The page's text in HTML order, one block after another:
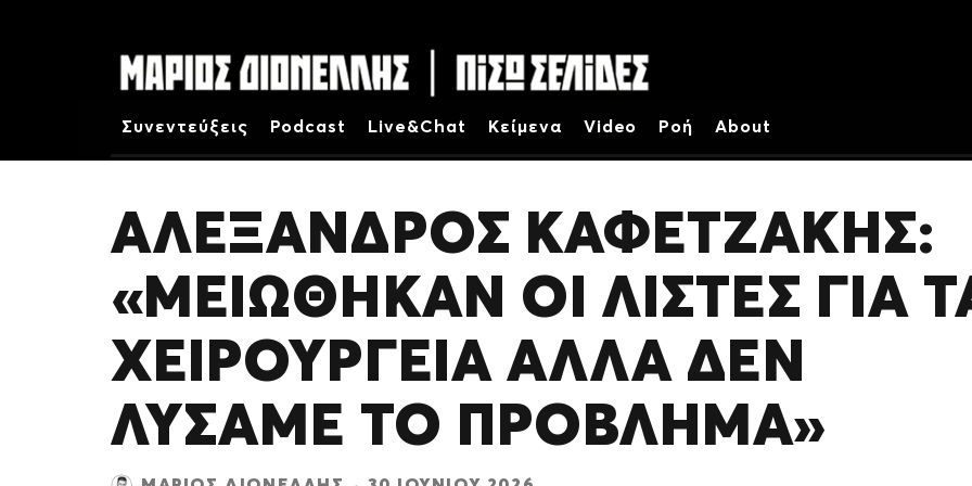
Συνεντεύξεις Podcast Live&Chat Κείμενα Video Ροή About
ΑΛΈΞΑΝΔΡΟΣ ΚΑΦΕΤΖΆΚΗΣ:
«ΜΕΙΏΘΗΚΑΝ ΟΙ ΛΊΣΤΕΣ ΓΙΑ
ΧΕΙΡΟΥΡΓΕΊΑ ΑΛΛΆ ΔΕΝ
ΛΎΣΑΜΕ ΤΟ ΠΡΌΒΛΗΜΑ»